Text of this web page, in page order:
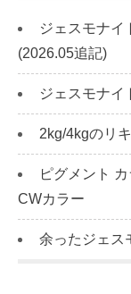
ジェスモナイ
(2026.05追記)
ジェスモナイ
2kg/4kgのリ
ピグメント
CWカラー
余ったジェス